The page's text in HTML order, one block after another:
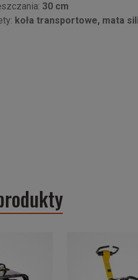
30 cm
koła transportowe, mata